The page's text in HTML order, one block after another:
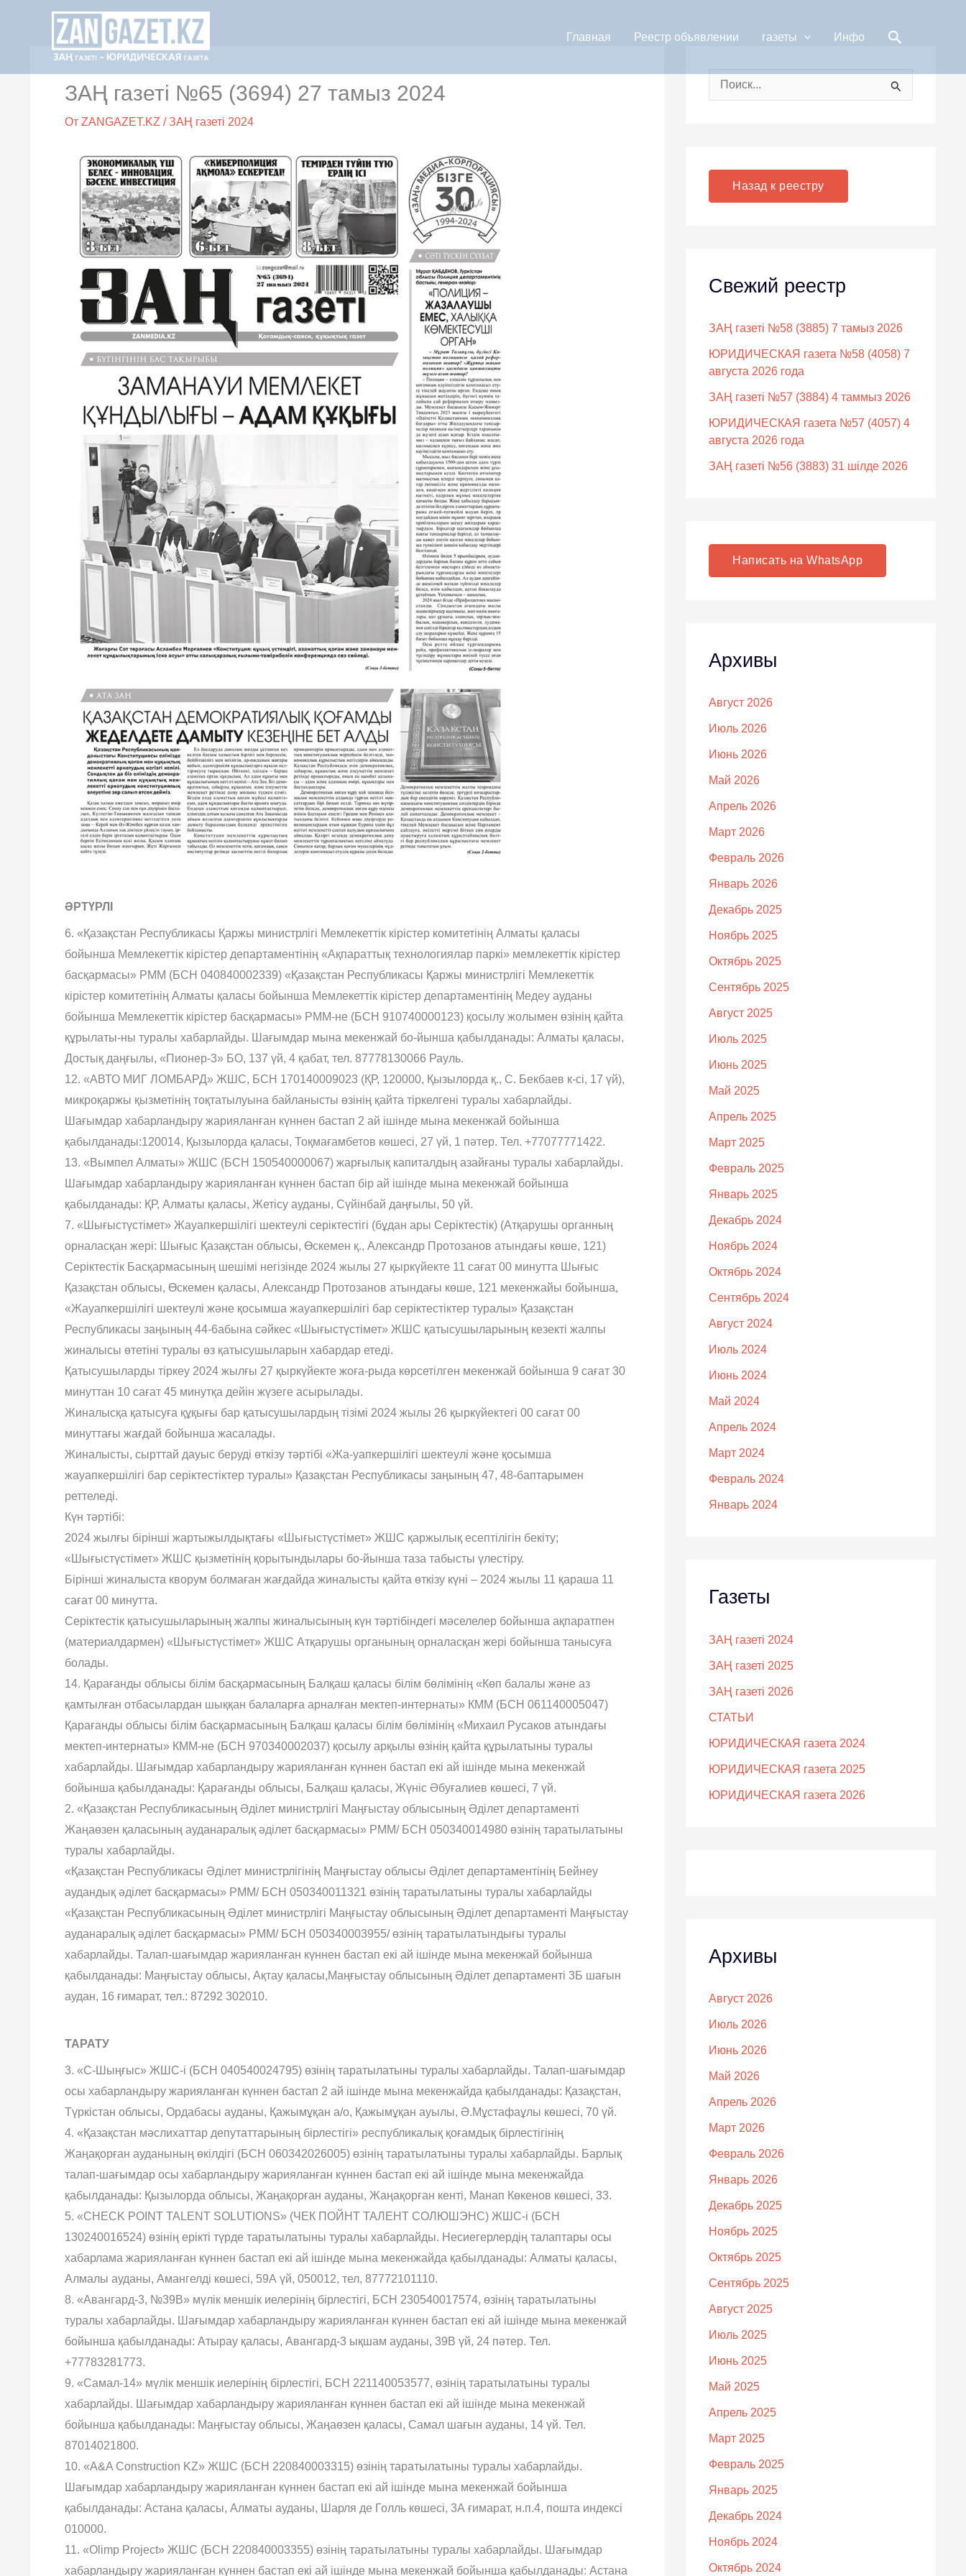
содержимому
Главная Реестр объявлении газеты Инфо Поиск
ЗАҢ газеті №65 (3694) 27 тамыз 2024
От ZANGAZET.KZ /ЗАҢ газеті 2024
ӘРТҮРЛІ
6. «Қазақстан Республикасы Қаржы министрлігі Мемлекеттік кірістер комитетінің Алматы қаласы
бойынша Мемлекеттік кірістер департаментінің «Ақпараттық технологиялар паркі» мемлекеттік кірістер
басқармасы» РММ (БСН 040840002339) «Қазақстан Республикасы Қаржы министрлігі Мемлекеттік
кірістер комитетінің Алматы қаласы бойынша Мемлекеттік кірістер департаментінің Медеу ауданы
бойынша Мемлекеттік кірістер басқармасы» РММ-не (БСН 910740000123) қосылу жолымен өзінің қайта
құрылаты-ны туралы хабарлайды. Шағымдар мына мекенжай бо-йынша қабылданады: Алматы қаласы,
Достық даңғылы, «Пионер-3» БО, 137 үй, 4 қабат, тел. 87778130066 Рауль.
12. «АВТО МИГ ЛОМБАРД» ЖШС, БСН 170140009023 (ҚР, 120000, Қызылорда қ., С. Бекбаев к-сі, 17 үй),
микроқаржы қызметінің тоқтатылуына байланысты өзінің қайта тіркелгені туралы хабарлайды.
Шағымдар хабарландыру жарияланған күннен бастап 2 ай ішінде мына мекенжай бойынша
қабылданады:120014, Қызылорда қаласы, Тоқмағамбетов көшесі, 27 үй, 1 пәтер. Тел. +77077771422.
13. «Вымпел Алматы» ЖШС (БСН 150540000067) жарғылық капиталдың азайғаны туралы хабарлайды.
Шағымдар хабарландыру жарияланған күннен бастап бір ай ішінде мына мекенжай бойынша
қабылданады: ҚР, Алматы қаласы, Жетісу ауданы, Сүйінбай даңғылы, 50 үй.
7. «Шығыстүстімет» Жауапкершілігі шектеулі серіктестігі (бұдан ары Серіктестік) (Атқарушы органның
орналасқан жері: Шығыс Қазақстан облысы, Өскемен қ., Александр Протозанов атындағы көше, 121)
Серіктестік Басқармасының шешімі негізінде 2024 жылы 27 қыркүйекте 11 сағат 00 минутта Шығыс
Қазақстан облысы, Өскемен қаласы, Александр Протозанов атындағы көше, 121 мекенжайы бойынша,
«Жауапкершілігі шектеулі және қосымша жауапкершілігі бар серіктестіктер туралы» Қазақстан
Республикасы заңының 44-6абына сәйкес «Шығыстүстімет» ЖШС қатысушыларының кезекті жалпы
жиналысы өтетіні туралы өз қатысушыларын хабардар етеді.
Қатысушыларды тіркеу 2024 жылғы 27 қыркүйекте жоға-рыда көрсетілген мекенжай бойынша 9 сағат 30
минуттан 10 сағат 45 минутқа дейін жүзеге асырылады.
Жиналысқа қатысуға құқығы бар қатысушылардың тізімі 2024 жылы 26 қыркүйектегі 00 сағат 00
минуттағы жағдай бойынша жасалады.
Жиналысты, сырттай дауыс беруді өткізу тәртібі «Жа-уапкершілігі шектеулі және қосымша
жауапкершілігі бар серіктестіктер туралы» Қазақстан Республикасы заңының 47, 48-баптарымен
реттеледі.
Күн тәртібі:
2024 жылғы бірінші жартыжылдықтағы «Шығыстүстімет» ЖШС қаржылық есептілігін бекіту;
«Шығыстүстімет» ЖШС қызметінің қорытындылары бо-йынша таза табысты үлестіру.
Бірінші жиналыста кворум болмаған жағдайда жиналысты қайта өткізу күні – 2024 жылы 11 қараша 11
сағат 00 минутта.
Серіктестік қатысушыларының жалпы жиналысының күн тәртібіндегі мәселелер бойынша ақпаратпен
(материалдармен) «Шығыстүстімет» ЖШС Атқарушы органының орналасқан жері бойынша танысуға
болады.
14. Қарағанды облысы білім басқармасының Балқаш қаласы білім бөлімінің «Көп балалы және аз
қамтылған отбасылардан шыққан балаларға арналған мектеп-интернаты» КММ (БСН 061140005047)
Қарағанды облысы білім басқармасының Балқаш қаласы білім бөлімінің «Михаил Русаков атындағы
мектеп-интернаты» КММ-не (БСН 970340002037) қосылу арқылы өзінің қайта құрылатыны туралы
хабарлайды. Шағымдар хабарландыру жарияланған күннен бастап екі ай ішінде мына мекенжай
бойынша қабылданады: Қарағанды облысы, Балқаш қаласы, Жүніс Әбуғалиев көшесі, 7 үй.
2. «Қазақстан Республикасының Әділет министрлігі Маңғыстау облысының Әділет департаменті
Жаңаөзен қаласының ауданаралық әділет басқармасы» РММ/ БСН 050340014980 өзінің таратылатыны
туралы хабарлайды.
«Қазақстан Республикасы Әділет министрлігінің Маңғыстау облысы Әділет департаментінің Бейнеу
аудандық әділет басқармасы» РММ/ БСН 050340011321 өзінің таратылатыны туралы хабарлайды
«Қазақстан Республикасының Әділет министрлігі Маңғыстау облысының Әділет департаменті Маңғыстау
ауданаралық әділет басқармасы» РММ/ БСН 050340003955/ өзінің таратылатындығы туралы
хабарлайды. Талап-шағымдар жарияланған күннен бастап екі ай ішінде мына мекенжай бойынша
қабылданады: Маңғыстау облысы, Ақтау қаласы,Маңғыстау облысының Әділет департаменті 3Б шағын
аудан, 16 ғимарат, тел.: 87292 302010.
ТАРАТУ
3. «С-Шыңғыс» ЖШС-і (БСН 040540024795) өзінің таратылатыны туралы хабарлайды. Талап-шағымдар
осы хабарландыру жарияланған күннен бастап 2 ай ішінде мына мекенжайда қабылданады: Қазақстан,
Түркістан облысы, Ордабасы ауданы, Қажымұқан а/о, Қажымұқан ауылы, Ә.Мұстафаұлы көшесі, 70 үй.
4. «Қазақстан мәслихаттар депутаттарының бірлестігі» республикалық қоғамдық бірлестігінің
Жаңақорған ауданының өкілдігі (БСН 060342026005) өзінің таратылатыны туралы хабарлайды. Барлық
талап-шағымдар осы хабарландыру жарияланған күннен бастап екі ай ішінде мына мекенжайда
қабылданады: Қызылорда облысы, Жаңақорған ауданы, Жаңақорған кенті, Манап Көкенов көшесі, 33.
5. «CHECK POINT TALENT SOLUTIONS» (ЧЕК ПОЙНТ ТАЛЕНТ СОЛЮШЭНС) ЖШС-і (БСН
130240016524) өзінің ерікті түрде таратылатыны туралы хабарлайды. Несиегерлердің талаптары осы
хабарлама жарияланған күннен бастап екі ай ішінде мына мекенжайда қабылданады: Алматы қаласы,
Алмалы ауданы, Амангелді көшесі, 59А үй, 050012, тел, 87772101110.
8. «Авангард-3, №39В» мүлік меншік иелерінің бірлестігі, БСН 230540017574, өзінің таратылатыны
туралы хабарлайды. Шағымдар хабарландыру жарияланған күннен бастап екі ай ішінде мына мекенжай
бойынша қабылданады: Атырау қаласы, Авангард-3 ықшам ауданы, 39В үй, 24 пәтер. Тел.
+77783281773.
9. «Самал-14» мүлік меншік иелерінің бірлестігі, БСН 221140053577, өзінің таратылатыны туралы
хабарлайды. Шағымдар хабарландыру жарияланған күннен бастап екі ай ішінде мына мекенжай
бойынша қабылданады: Маңғыстау облысы, Жаңаөзен қаласы, Самал шағын ауданы, 14 үй. Тел.
87014021800.
10. «A&A Construction KZ» ЖШС (БСН 220840003315) өзінің таратылатыны туралы хабарлайды.
Шағымдар хабарландыру жарияланған күннен бастап екі ай ішінде мына мекенжай бойынша
қабылданады: Астана қаласы, Алматы ауданы, Шарля де Голль көшесі, 3А ғимарат, н.п.4, пошта индексі
010000.
11. «Olimp Project» ЖШС (БСН 220840003355) өзінің таратылатыны туралы хабарлайды. Шағымдар
хабарландыру жарияланған күннен бастап екі ай ішінде мына мекенжай бойынша қабылданады: Астана
:
Назад к реестру
Свежий реестр
ЗАҢ газеті №58 (3885) 7 тамыз 2026
ЮРИДИЧЕСКАЯ газета №58 (4058) 7
августа 2026 года
ЗАҢ газеті №57 (3884) 4 таммыз 2026
ЮРИДИЧЕСКАЯ газета №57 (4057) 4
августа 2026 года
ЗАҢ газеті №56 (3883) 31 шілде 2026
Написать на WhatsApp
Архивы
Август 2026
Июль 2026
Июнь 2026
Май 2026
Апрель 2026
Март 2026
Февраль 2026
Январь 2026
Декабрь 2025
Ноябрь 2025
Октябрь 2025
Сентябрь 2025
Август 2025
Июль 2025
Июнь 2025
Май 2025
Апрель 2025
Март 2025
Февраль 2025
Январь 2025
Декабрь 2024
Ноябрь 2024
Октябрь 2024
Сентябрь 2024
Август 2024
Июль 2024
Июнь 2024
Май 2024
Апрель 2024
Март 2024
Февраль 2024
Январь 2024
Газеты
ЗАҢ газеті 2024
ЗАҢ газеті 2025
ЗАҢ газеті 2026
СТАТЬИ
ЮРИДИЧЕСКАЯ газета 2024
ЮРИДИЧЕСКАЯ газета 2025
ЮРИДИЧЕСКАЯ газета 2026
Архивы
Август 2026
Июль 2026
Июнь 2026
Май 2026
Апрель 2026
Март 2026
Февраль 2026
Январь 2026
Декабрь 2025
Ноябрь 2025
Октябрь 2025
Сентябрь 2025
Август 2025
Июль 2025
Июнь 2025
Май 2025
Апрель 2025
Март 2025
Февраль 2025
Январь 2025
Декабрь 2024
Ноябрь 2024
Октябрь 2024